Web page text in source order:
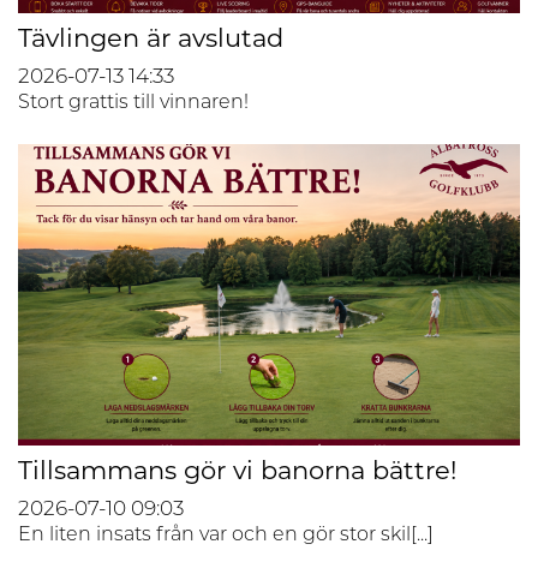
Tävlingen är avslutad
2026-07-13 14:33
Stort grattis till vinnaren!
Tillsammans gör vi banorna bättre!
2026-07-10 09:03
En liten insats från var och en gör stor skil[...]